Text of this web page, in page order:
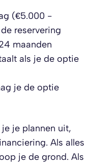
(€5.000 -
reservering
maanden
als je de optie
je de optie
je plannen uit,
Als alles
je de grond. Als